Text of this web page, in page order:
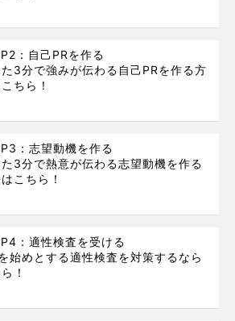
：自己PRを作る
3分で強みが伝わる自己PRを作る方
ちら！
：志望動機を作る
3分で熱意が伝わる志望動機を作る
こちら！
：適性検査を受ける
始めとする適性検査を対策するなら
！